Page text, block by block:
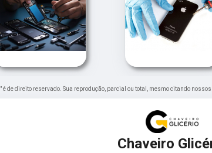
" é de direito reservado. Sua reprodução, parcial ou total, mesmo citando
Chaveiro